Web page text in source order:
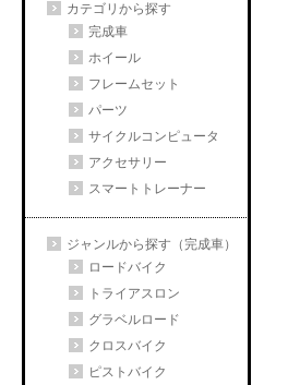
カテゴリから探す
完成車
ホイール
フレームセット
パーツ
サイクルコンピュータ
アクセサリー
スマートトレーナー
ジャンルから探す（完成車）
ロードバイク
トライアスロン
グラベルロード
クロスバイク
ピストバイク